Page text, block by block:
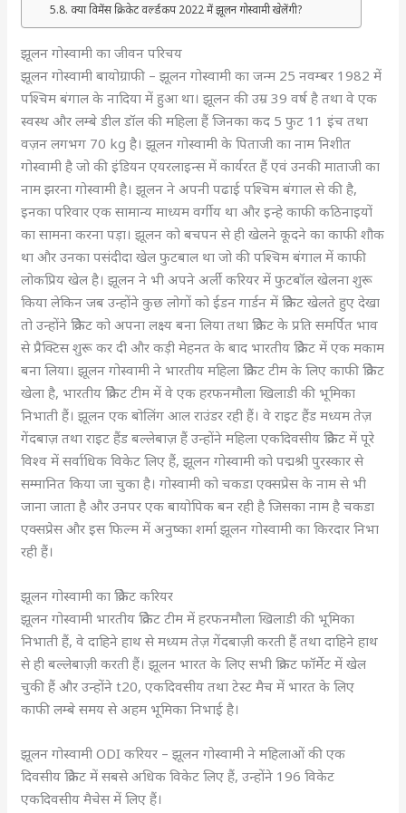
क्या विमेंस क्रिकेट वर्ल्डकप 2022 में झूलन गोस्वामी खेलेंगी?
झूलन गोस्वामी का जीवन परिचय
झूलन गोस्वामी बायोग्राफी – झूलन गोस्वामी का जन्म 25 नवम्बर 1982 में
पश्चिम बंगाल के नादिया में हुआ था। झूलन की उम्र 39 वर्ष है तथा वे एक
स्वस्थ और लम्बे डील डॉल की महिला हैं जिनका कद 5 फुट 11 इंच तथा
वज़न लगभग 70 kg है। झूलन गोस्वामी के पिताजी का नाम निशीत
गोस्वामी है जो की इंडियन एयरलाइन्स में कार्यरत हैं एवं उनकी माताजी का
नाम झरना गोस्वामी है। झूलन ने अपनी पढाई पश्चिम बंगाल से की है,
इनका परिवार एक सामान्य माध्यम वर्गीय था और इन्हे काफी कठिनाइयों
का सामना करना पड़ा। झूलन को बचपन से ही खेलने कूदने का काफी शौक
था और उनका पसंदीदा खेल फुटबाल था जो की पश्चिम बंगाल में काफी
लोकप्रिय खेल है। झूलन ने भी अपने अर्ली करियर में फुटबॉल खेलना शुरू
किया लेकिन जब उन्होंने कुछ लोगों को ईडन गार्डन में क्रिकेट खेलते हुए देखा
तो उन्होंने क्रिकेट को अपना लक्ष्य बना लिया तथा क्रिकेट के प्रति समर्पित भाव
से प्रैक्टिस शुरू कर दी और कड़ी मेहनत के बाद भारतीय क्रिकेट में एक मकाम
बना लिया। झूलन गोस्वामी ने भारतीय महिला क्रिकेट टीम के लिए काफी क्रिकेट
खेला है, भारतीय क्रिकेट टीम में वे एक हरफनमौला खिलाडी की भूमिका
निभाती हैं। झूलन एक बोलिंग आल राउंडर रही हैं। वे राइट हैंड मध्यम तेज़
गेंदबाज़ तथा राइट हैंड बल्लेबाज़ हैं उन्होंने महिला एकदिवसीय क्रिकेट में पूरे
विश्व में सर्वाधिक विकेट लिए हैं, झूलन गोस्वामी को पद्मश्री पुरस्कार से
सम्मानित किया जा चुका है। गोस्वामी को चकडा एक्सप्रेस के नाम से भी
जाना जाता है और उनपर एक बायोपिक बन रही है जिसका नाम है चकडा
एक्सप्रेस और इस फिल्म में अनुष्का शर्मा झूलन गोस्वामी का किरदार निभा
रही हैं।
झूलन गोस्वामी का क्रिकेट करियर
झूलन गोस्वामी भारतीय क्रिकेट टीम में हरफनमौला खिलाडी की भूमिका
निभाती हैं, वे दाहिने हाथ से मध्यम तेज़ गेंदबाज़ी करती हैं तथा दाहिने हाथ
से ही बल्लेबाज़ी करती हैं। झूलन भारत के लिए सभी क्रिकट फॉर्मेट में खेल
चुकी हैं और उन्होंने t20, एकदिवसीय तथा टेस्ट मैच में भारत के लिए
काफी लम्बे समय से अहम भूमिका निभाई है।
झूलन गोस्वामी ODI करियर – झूलन गोस्वामी ने महिलाओं की एक
दिवसीय क्रिकेट में सबसे अधिक विकेट लिए हैं, उन्होंने 196 विकेट
एकदिवसीय मैचेस में लिए हैं।